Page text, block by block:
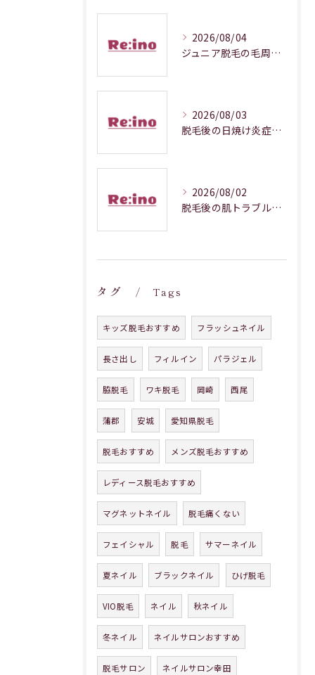
2026/08/04
ジュニア脱毛の毛周期調整メカニズム解説
2026/08/03
脱毛後の日焼け炎症対処法徹底解説
2026/08/02
脱毛後の肌トラブルを防ぐ正しいケア
タグ Tags
キッズ脱毛おすすめ フラッシュネイル
長さ出し フィルイン パラジェル
脇脱毛 ワキ脱毛 岡崎 西尾
蒲郡 安城 愛知県脱毛
脱毛おすすめ メンズ脱毛おすすめ
レディース脱毛おすすめ
マグネットネイル 脱毛痛くない
フェイシャル 脱毛 サマーネイル
夏ネイル ブラックネイル ひげ脱毛
VIO脱毛 ネイル 秋ネイル
冬ネイル ネイルサロンおすすめ
脱毛サロン ネイルサロン幸田